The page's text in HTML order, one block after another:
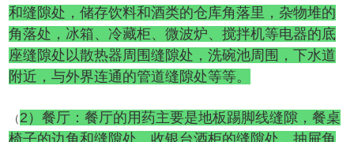
和缝隙处，储存饮料和酒类的仓库角落里，杂物堆的
角落处，冰箱、冷藏柜、微波炉、搅拌机等电器的底
座缝隙处以散热器周围缝隙处，洗碗池周围，下水道
附近，与外界连通的管道缝隙处等等。
（2）餐厅：餐厅的用药主要是地板踢脚线缝隙，餐桌
椅子的边角和缝隙处，收银台酒柜的缝隙处，抽屉角